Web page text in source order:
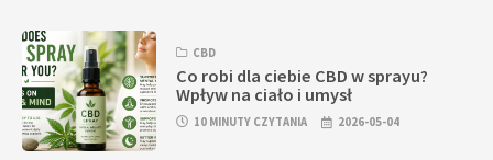
CBD
Co robi dla ciebie CBD w sprayu?
Wpływ na ciało i umysł
10 MINUTY CZYTANIA 2026-05-04